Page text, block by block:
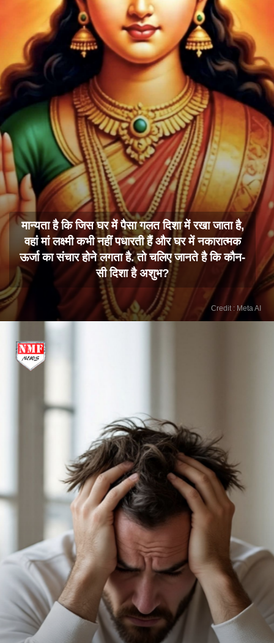
मान्यता है कि जिस घर में पैसा गलत दिशा में रखा जाता है,
वहां मां लक्ष्मी कभी नहीं पधारती हैं और घर में नकारात्मक
ऊर्जा का संचार होने लगता है. तो चलिए जानते है कि कौन-
सी दिशा है अशुभ?
Credit : Meta AI